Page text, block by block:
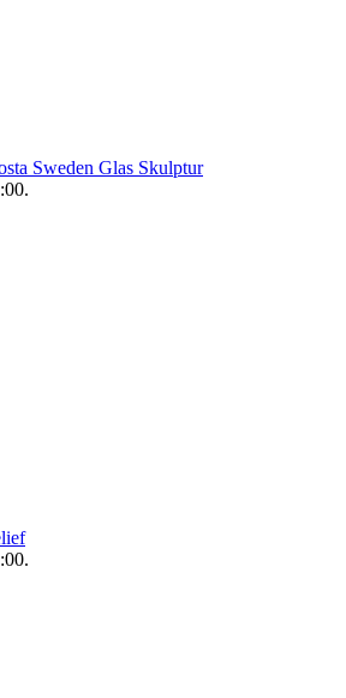
Sweden Glas Skulptur
.
.